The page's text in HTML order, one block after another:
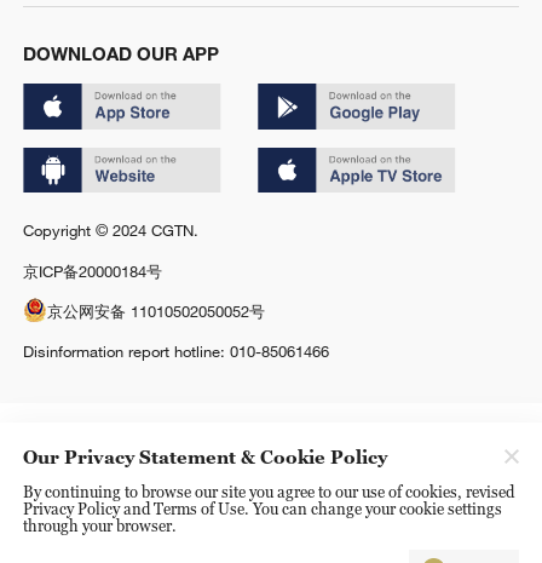
DOWNLOAD OUR APP
Copyright © 2024 CGTN.
京ICP备20000184号
京公网安备 11010502050052号
Disinformation report hotline: 010-85061466
Our Privacy Statement & Cookie Policy
By continuing to browse our site you agree to our use of cookies, revised
Privacy Policy and Terms of Use. You can change your cookie settings
through your browser.